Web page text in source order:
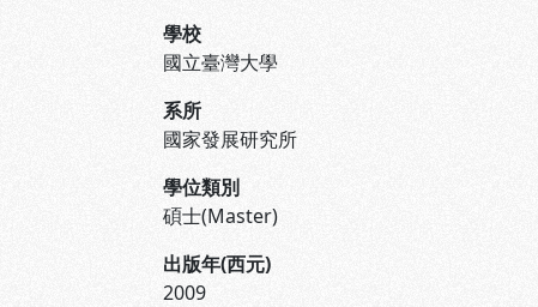
學校
國立臺灣大學
系所
國家發展研究所
學位類別
碩士(Master)
出版年(西元)
2009